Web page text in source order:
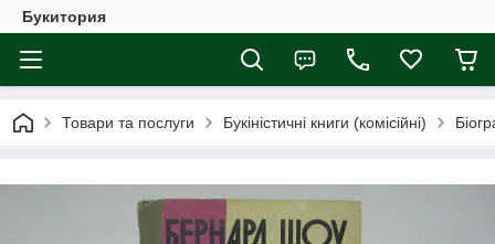
Букитория
Товари та послуги Букіністичні книги (комісійні)